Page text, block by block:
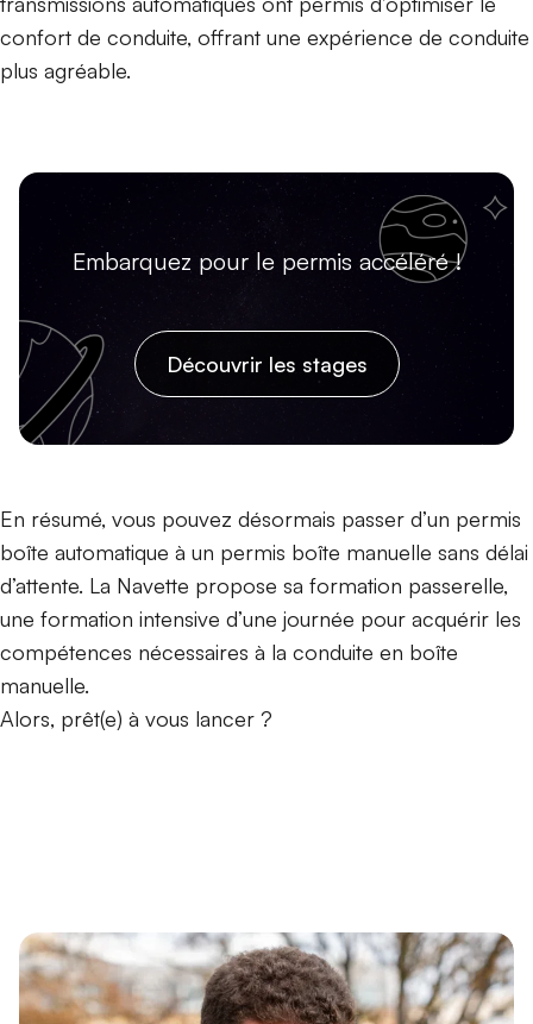
confort de conduite, offrant une expérience de conduite
plus agréable.
Embarquez pour le permis accéléré !
Découvrir les stages
En résumé, vous pouvez désormais passer d’un permis
boîte automatique à un permis boîte manuelle sans délai
d’attente. La Navette propose sa formation passerelle,
une formation intensive d’une journée pour acquérir les
compétences nécessaires à la conduite en boîte
manuelle.
Alors, prêt(e) à vous lancer ?